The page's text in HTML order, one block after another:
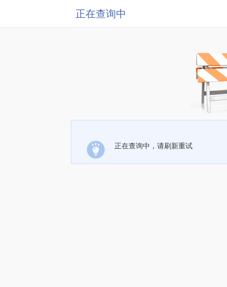
正在查询中
正在查询中，请刷新重试